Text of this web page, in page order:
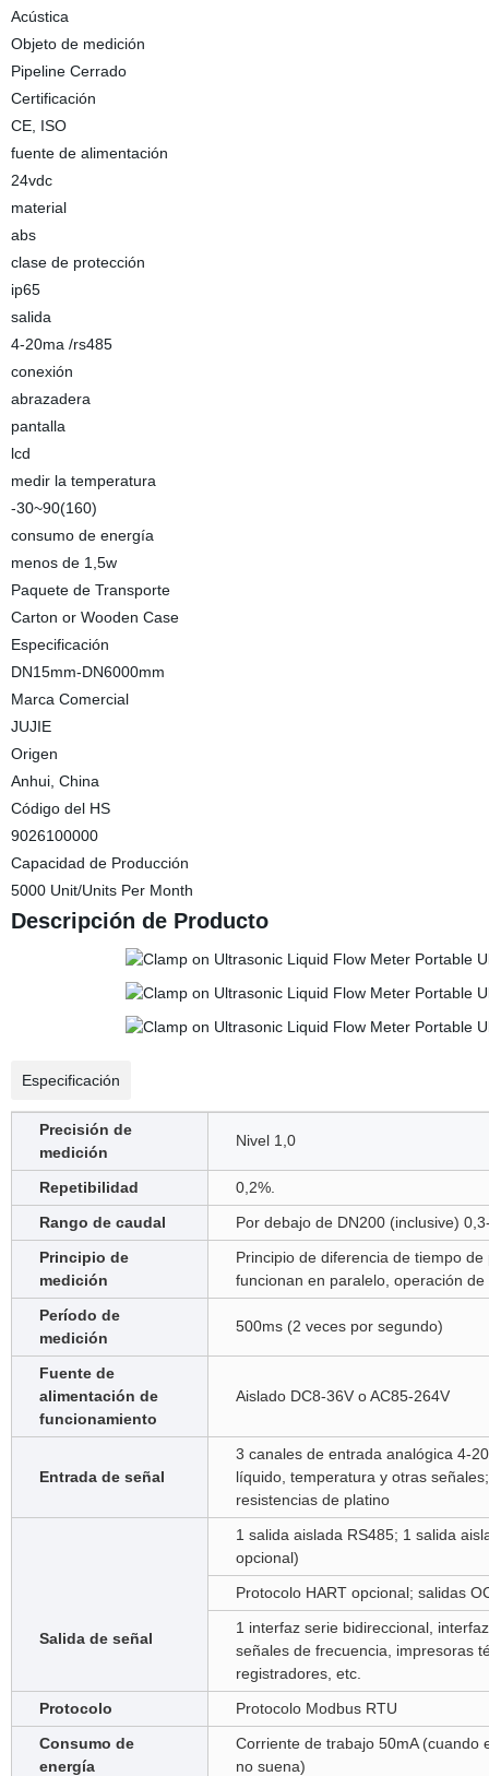
Acústica
Objeto de medición
Pipeline Cerrado
Certificación
CE, ISO
fuente de alimentación
24vdc
material
abs
clase de protección
ip65
salida
4-20ma /rs485
conexión
abrazadera
pantalla
lcd
medir la temperatura
-30~90(160)
consumo de energía
menos de 1,5w
Paquete de Transporte
Carton or Wooden Case
Especificación
DN15mm-DN6000mm
Marca Comercial
JUJIE
Origen
Anhui, China
Código del HS
9026100000
Capacidad de Producción
5000 Unit/Units Per Month
Descripción de Producto
Especificación
Precisión de
medición
Nivel 1,0
Repetibilidad
0,2%.
Rango de caudal
Por debajo de DN200 (inclusive)
Principio de
medición
Principio de diferencia de tiempo
funcionan en paralelo, operación
Período de
medición
500ms (2 veces por segundo)
Fuente de
alimentación de
funcionamiento
Aislado DC8-36V o AC85-264V
Entrada de señal
3 canales de entrada analógica 4-
líquido, temperatura y otras
resistencias de platino
Salida de señal
1 salida aislada RS485; 1 salida
opcional)
Protocolo HART opcional; salidas
1 interfaz serie bidireccional,
señales de frecuencia, impresoras
registradores, etc.
Protocolo
Protocolo Modbus RTU
Consumo de
energía
Corriente de trabajo 50mA (cuando
no suena)